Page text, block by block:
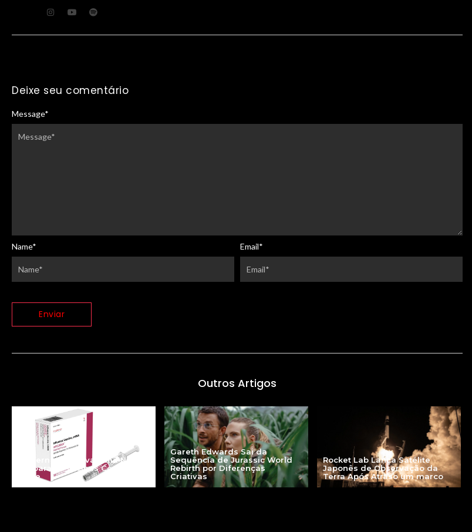
Deixe seu comentário
Message*
Name* Email*
Outros Artigos
Moderna mFlusiva: uma Nova
Era para as Vacinas Contra a
Gripe
Gareth Edwards Sai da
Sequência de Jurassic World
Rebirth por Diferenças
Criativas
Rocket Lab Lança Satélite
Japonês de Observação da
Terra Após Atraso um marco